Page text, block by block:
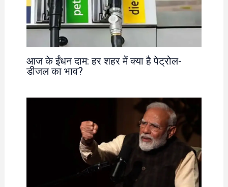
आज के ईंधन दाम: हर शहर में क्या है पेट्रोल-
डीजल का भाव?